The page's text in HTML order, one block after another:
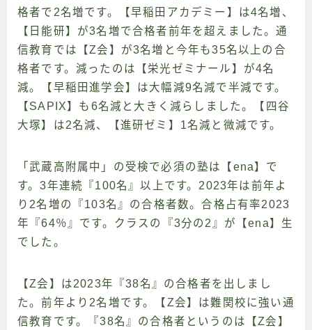
格者で2名増です。【早稲田アカデミー】は4名増、
【日能研】が3名増で合格者前年を超えました。通
信教育では【Z会】が3名増と今年も35名以上の合
格者です。減ったのは【栄光ゼミナール】が4名
減。【早稲田進学会】は大幅減9名減で半減です。
【SAPIX】も6名減と大きく減らしました。【四谷
大塚】は2名減、【進研ゼミ】1名減と微減です。
「武蔵高附属中」の受検で必須の塾は【ena】で
す。3年連続『100名』以上です。2023年は前年よ
り2名増の『103名』の合格者数。合格占有率2023
年『64％』です。クラスの『3分の2』が【ena】生
でした。
【Z会】は2023年『38名』の合格者を出しまし
た。前年より2名増です。【Z会】は難関校に強い通
信教育です。『38名』の合格者というのは【Z会】